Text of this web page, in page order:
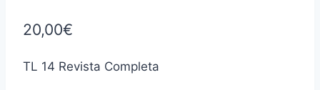
20,00€
TL 14 Revista Completa